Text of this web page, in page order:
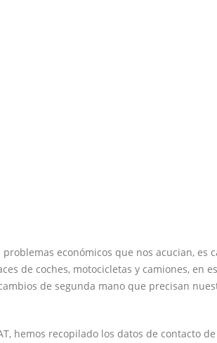
económicos que nos acucian, es
de coches, motocicletas y camiones, en
de segunda mano que precisan
hemos recopilado los datos de contacto